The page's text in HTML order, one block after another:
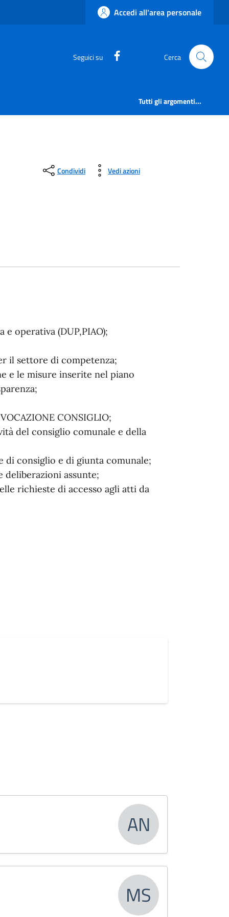
Accedi all'area personale
Seguici su https:// Cerca
Tutti gli argomenti...
Condividi Vedi azioni
operativa (DUP,PIAO);
il settore di competenza;
e le misure inserite nel piano
CONSIGLIO;
del consiglio comunale e della
consiglio e di giunta comunale;
deliberazioni assunte;
richieste di accesso agli atti da
AN
MS